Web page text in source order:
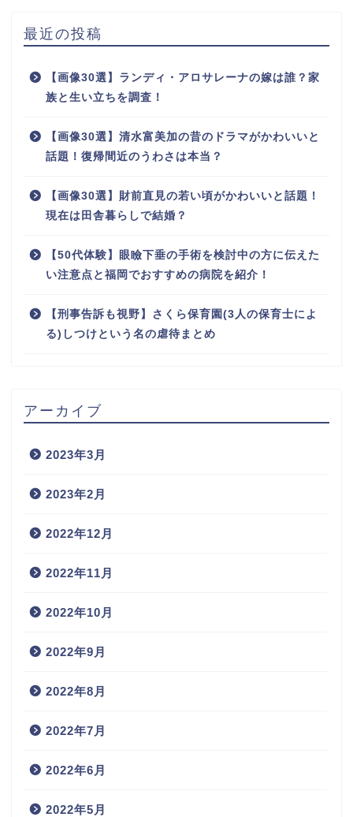
最近の投稿
【画像30選】ランディ・アロサレーナの嫁は誰？家
族と生い立ちを調査！
【画像30選】清水富美加の昔のドラマがかわいいと
話題！復帰間近のうわさは本当？
【画像30選】財前直見の若い頃がかわいいと話題！
現在は田舎暮らしで結婚？
【50代体験】眼瞼下垂の手術を検討中の方に伝えた
い注意点と福岡でおすすめの病院を紹介！
【刑事告訴も視野】さくら保育園(3人の保育士によ
る)しつけという名の虐待まとめ
アーカイブ
2023年3月
2023年2月
2022年12月
2022年11月
2022年10月
2022年9月
2022年8月
2022年7月
2022年6月
2022年5月